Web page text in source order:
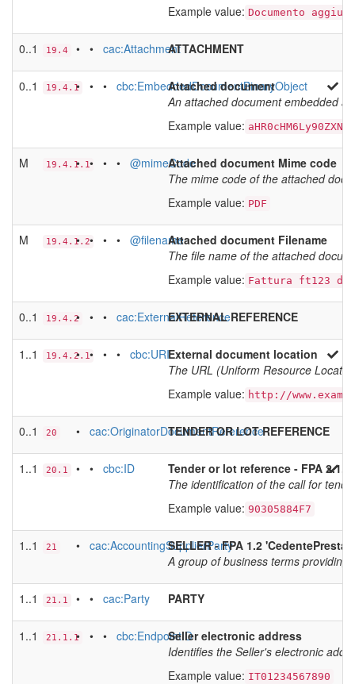
Example value: Documento
0..1 19.4 • • cac:AttachmentATTACHMENT
0..1 19.4.1• • • cbc:EmbeddedDocumentBinaryObject
Attached document
An attached document embedded
Example value:
M 19.4.1.1• • • • @mimeCodeAttached document Mime code
The mime code of the attached
Example value: PDF
M 19.4.1.2• • • • @filenameAttached document Filename
The file name of the attached
Example value: Fattura ft123
0..1 19.4.2• • • cac:ExternalReference
EXTERNAL REFERENCE
1..1 19.4.2.1• • • • cbc:URIExternal document location
The URL (Uniform Resource
Example value: http://
0..1 20 • cac:OriginatorDocumentReference
TENDER OR LOT REFERENCE
1..1 20.1 • • cbc:ID
Tender or lot reference - FPA
The identification of the call for
Example value: 90305884F7
1..1 21 • cac:AccountingSupplierParty
SELLER - FPA 1.2
A group of business terms providing
1..1 21.1 • • cac:Party PARTY
1..1 21.1.1• • • cbc:EndpointIDSeller electronic address
Identifies the Seller's electronic
Example value: IT01234567890